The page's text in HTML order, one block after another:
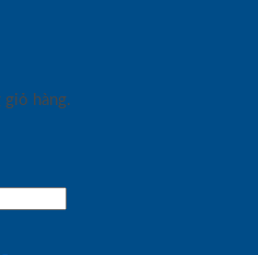
giỏ hàng.